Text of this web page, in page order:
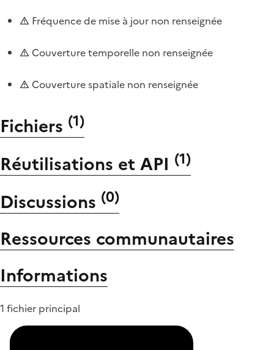
Fréquence de mise à jour non renseignée
Couverture temporelle non renseignée
Couverture spatiale non renseignée
Fichiers (1)
Réutilisations et API (1)
Discussions (0)
Ressources communautaires
Informations
1 fichier principal